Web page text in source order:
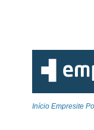
Início Empresite